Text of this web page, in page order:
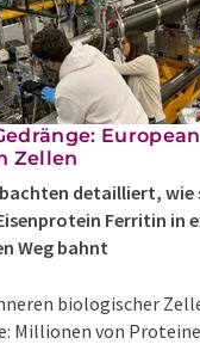
Zellen
detailliert, wie
Ferritin in
Weg bahnt
biologischer
Millionen von